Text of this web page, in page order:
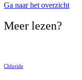
Ga naar het overzicht
Meer lezen?
Chloride